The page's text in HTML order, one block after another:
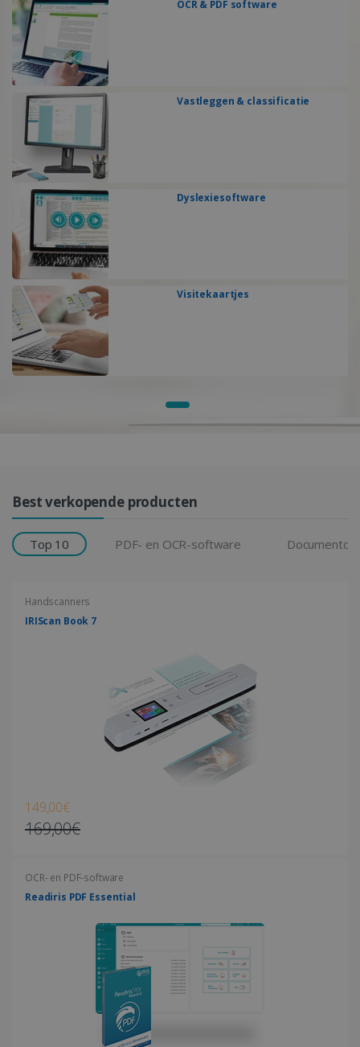
OCR & PDF software
Vastleggen & classificatie
Dyslexiesoftware
Visitekaartjes
Productoverzicht
Best verkopende producten
Top 10 PDF- en OCR-software
Handscanners
IRIScan Book 7
149,00€
169,00€
OCR- en PDF-software
Readiris PDF Essential